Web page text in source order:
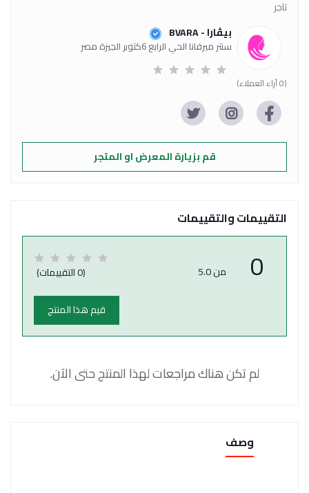
تاجر
بيڤارا - BVARA
سنتر ميرفانا الحي الرابع 6كتوبر الجيزة مصر
(0 آراء العملاء)
قم بزيارة المعرض او المتجر
التقييمات والتقييمات
0 من 5.0 (0 التقييمات)
قيم هذا المنتج
لم تكن هناك مراجعات لهذا المنتج حتى الآن.
وصف